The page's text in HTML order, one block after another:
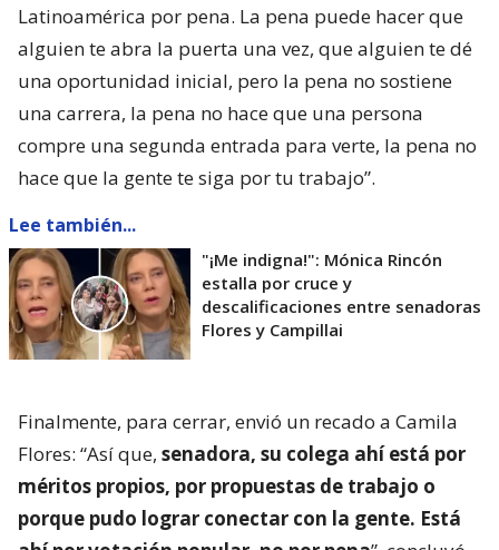
Latinoamérica por pena. La pena puede hacer que
alguien te abra la puerta una vez, que alguien te dé
una oportunidad inicial, pero la pena no sostiene
una carrera, la pena no hace que una persona
compre una segunda entrada para verte, la pena no
hace que la gente te siga por tu trabajo”.
Lee también...
"¡Me indigna!": Mónica Rincón
estalla por cruce y
descalificaciones entre senadoras
Flores y Campillai
Finalmente, para cerrar, envió un recado a Camila
Flores: “Así que, senadora, su colega ahí está por
méritos propios, por propuestas de trabajo o
porque pudo lograr conectar con la gente. Está